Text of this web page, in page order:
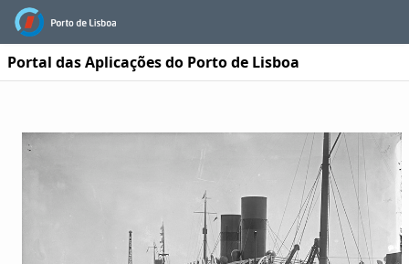
Portal das Aplicações do Porto de Lisboa